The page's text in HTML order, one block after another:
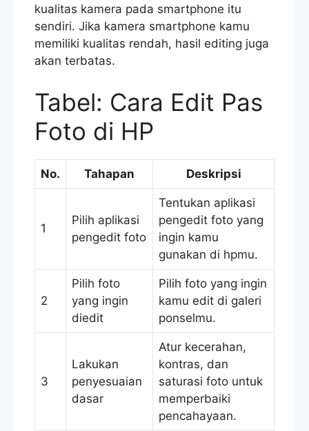
kualitas kamera pada smartphone itu
sendiri. Jika kamera smartphone kamu
memiliki kualitas rendah, hasil editing juga
akan terbatas.
Tabel: Cara Edit Pas
Foto di HP
No. Tahapan Deskripsi
1
Pilih aplikasi
pengedit foto
Tentukan aplikasi
pengedit foto yang
ingin kamu
gunakan di hpmu.
2
Pilih foto
yang ingin
diedit
Pilih foto yang ingin
kamu edit di galeri
ponselmu.
3
Lakukan
penyesuaian
dasar
Atur kecerahan,
kontras, dan
saturasi foto untuk
memperbaiki
pencahayaan.